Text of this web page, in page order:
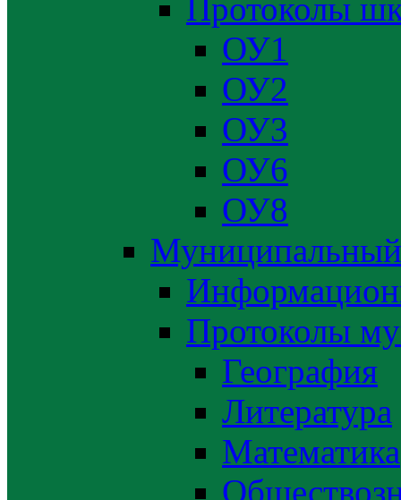
Протоколы
ОУ1
ОУ2
ОУ3
ОУ6
ОУ8
Муниципальный
Протоколы
География
Литература
Математика